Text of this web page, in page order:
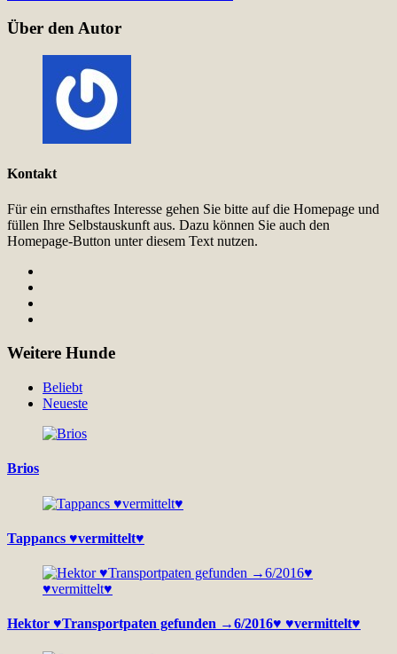
Über den Autor
Kontakt
Für ein ernsthaftes Interesse gehen Sie bitte auf die Homepage und
füllen Ihre Selbstauskunft aus. Dazu können Sie auch den
Homepage-Button unter diesem Text nutzen.
Weitere Hunde
Beliebt
Neueste
Brios
Tappancs ♥vermittelt♥
Hektor ♥Transportpaten gefunden →6/2016♥ ♥vermittelt♥